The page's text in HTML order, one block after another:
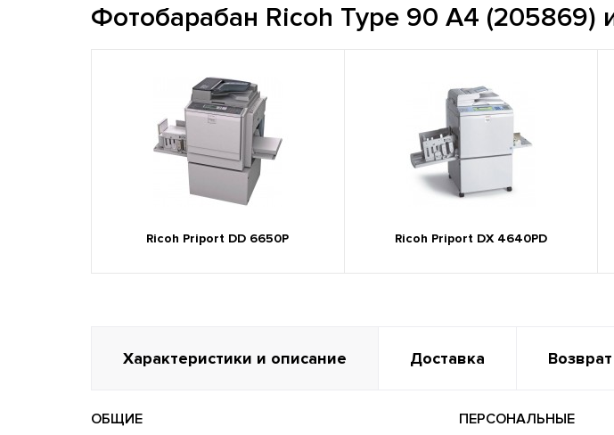
Фотобарабан Ricoh Type 90 A4 (205869)
Ricoh Priport DD 6650P Ricoh Priport DX 4640PD
Характеристики и описание Доставка Возврат
ОБЩИЕ
ПЕРСОНАЛЬНЫЕ